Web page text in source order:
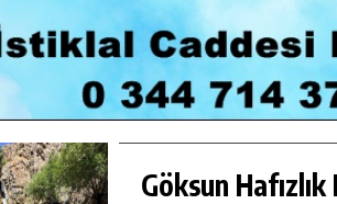
Göksun Hafızlık
GÜNLÜK HABER AKIŞI
HAFIZLIK KIZ KUR’AN KURSU
DARENDE GEZISI.